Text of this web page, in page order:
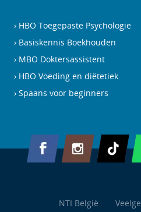
HBO Toegepaste Psychologie
Basiskennis Boekhouden
MBO Doktersassistent
HBO Voeding en diëtetiek
Spaans voor beginners
NTI België